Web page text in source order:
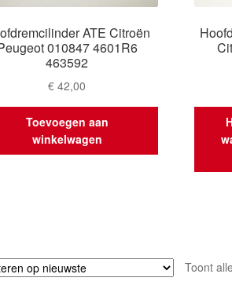
ATE Citroën
010847 4601R6
463592
€ 42,00
Toevoegen aan
winkelwagen
Toont